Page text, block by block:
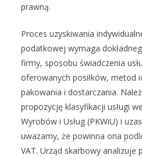
prawną.
Proces uzyskiwania
podatkowej wymaga
firmy, sposobu świadczenia
oferowanych posiłków, metod
pakowania i dostarczania.
propozycję klasyfikacji usługi
Wyrobów i Usług (PKWiU) i
uważamy, że powinna ona
VAT. Urząd skarbowy